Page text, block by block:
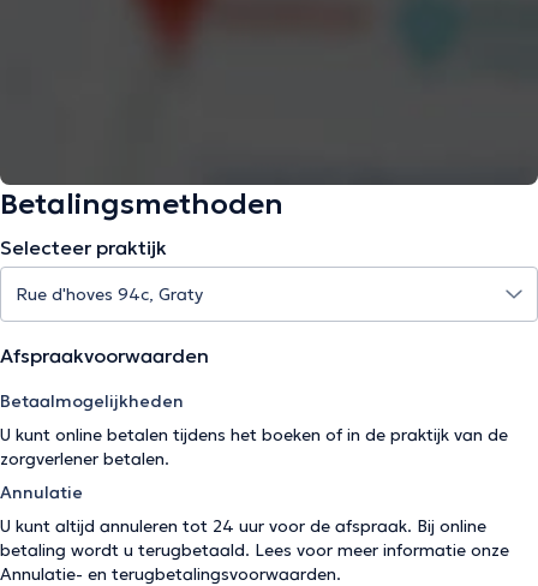
Betalingsmethoden
Selecteer praktijk
Afspraakvoorwaarden
Betaalmogelijkheden
U kunt online betalen tijdens het boeken of in de praktijk van de
zorgverlener betalen.
Annulatie
U kunt altijd annuleren tot 24 uur voor de afspraak. Bij online
betaling wordt u terugbetaald. Lees voor meer informatie onze
Annulatie- en terugbetalingsvoorwaarden.